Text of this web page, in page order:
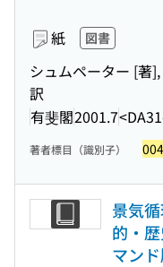
紙 図書
シュムペーター [著
訳
有斐閣2001.7
著者標目（識別子）
景気
的・
マン